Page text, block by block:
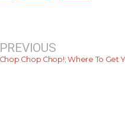
PREVIOUS